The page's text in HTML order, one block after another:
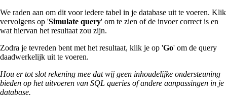
We raden aan om dit voor iedere tabel in je database uit te voeren. Klik
vervolgens op 'Simulate query' om te zien of de invoer correct is en
wat hiervan het resultaat zou zijn.
Zodra je tevreden bent met het resultaat, klik je op 'Go' om de query
daadwerkelijk uit te voeren.
Hou er tot slot rekening mee dat wij geen inhoudelijke ondersteuning
bieden op het uitvoeren van SQL queries of andere aanpassingen in je
database.